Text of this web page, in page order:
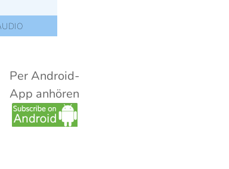
Per Android-
App anhören